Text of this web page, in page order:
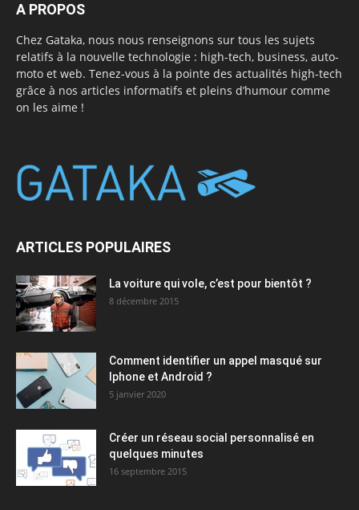
A PROPOS
Chez Gataka, nous nous renseignons sur tous les sujets
relatifs à la nouvelle technologie : high-tech, business, auto-
moto et web. Tenez-vous à la pointe des actualités high-tech
grâce à nos articles informatifs et pleins d’humour comme
on les aime !
ARTICLES POPULAIRES
La voiture qui vole, c’est pour bientôt ?
8 décembre 2015
Comment identifier un appel masqué sur
Iphone et Android ?
5 janvier 2020
Créer un réseau social personnalisé en
quelques minutes
16 septembre 2015